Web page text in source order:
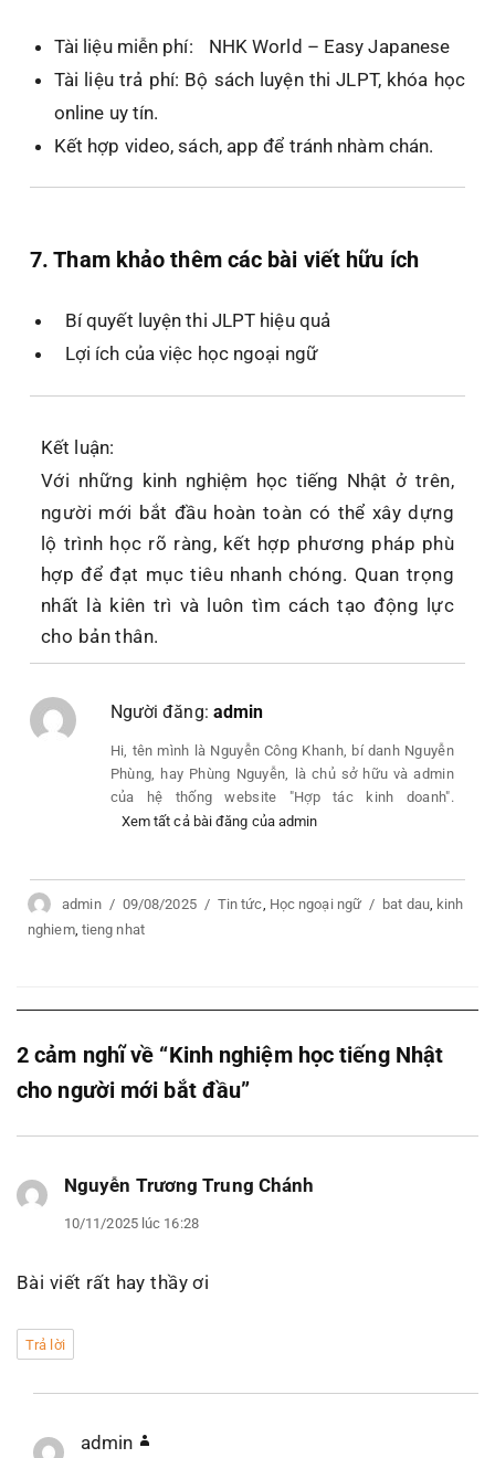
Tài liệu miễn phí:
NHK World – Easy Japanese
Tài liệu trả phí: Bộ sách luyện thi JLPT, khóa học
online uy tín.
Kết hợp video, sách, app để tránh nhàm chán.
7. Tham khảo thêm các bài viết hữu ích
Bí quyết luyện thi JLPT hiệu quả
Lợi ích của việc học ngoại ngữ
Kết luận:
Với những kinh nghiệm học tiếng Nhật ở trên,
người mới bắt đầu hoàn toàn có thể xây dựng
lộ trình học rõ ràng, kết hợp phương pháp phù
hợp để đạt mục tiêu nhanh chóng. Quan trọng
nhất là kiên trì và luôn tìm cách tạo động lực
cho bản thân.
Người đăng: admin
Hi, tên mình là Nguyễn Công Khanh, bí danh Nguyễn
Phùng, hay Phùng Nguyễn, là chủ sở hữu và admin
của hệ thống website "Hợp tác kinh doanh".
Xem tất cả bài đăng của admin
Author
admin
Posted
on
09/08/2025 Categories
Tin tức Học ngoại ngữ Tags
bat dau, kinh
nghiem, tieng nhat
2 cảm nghĩ về “Kinh nghiệm học tiếng Nhật
cho người mới bắt đầu”
Nguyễn Trương Trung Chánh
10/11/2025 lúc 16:28
Bài viết rất hay thầy ơi
Trả lời
admin